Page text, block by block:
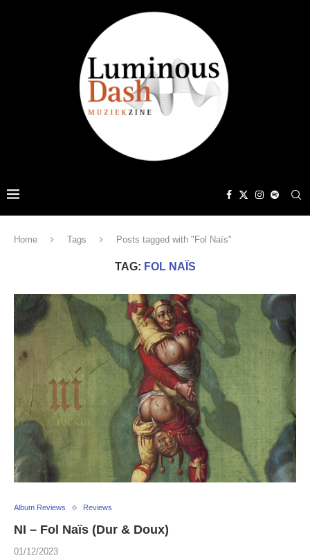
Home Tags Posts tagged with "Fol Naïs"
TAG: FOL NAÏS
Album Reviews Reviews
NI – Fol Naïs (Dur & Doux)
01/12/2023